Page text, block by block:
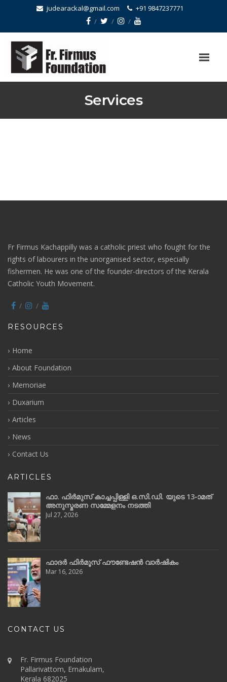
judearackal@gmail.com +91 9847237771
Services
Fr Firmus Kachappilly was a catholic priest who fought for the
rights of labourers in the unorganised sector, especially
fishermen. He was one of the founder-directors of the Kerala
Catholic Youth Movement.
RESOURCES
Home
About Foundation
Memoriae
Duxarium
Articles
News
Contact Us
ARTICLES
ഫാ. ഫിർമുസ് കാച്ചപ്പിള്ളി ഒ.സി.ഡി. യുടെ 13-ാമത്
അനുസ്മരണ സമ്മേളനം നടത്തി
Jul 27, 2026
ഫാദർ ഫിർമൂസ് ഫൗണ്ടേഷൻ വാർഷികം
Mar 16, 2026
CONTACT US
Fr. Firmus Foundation
Pallarivattom, Ernakulam,
Kerala 682025